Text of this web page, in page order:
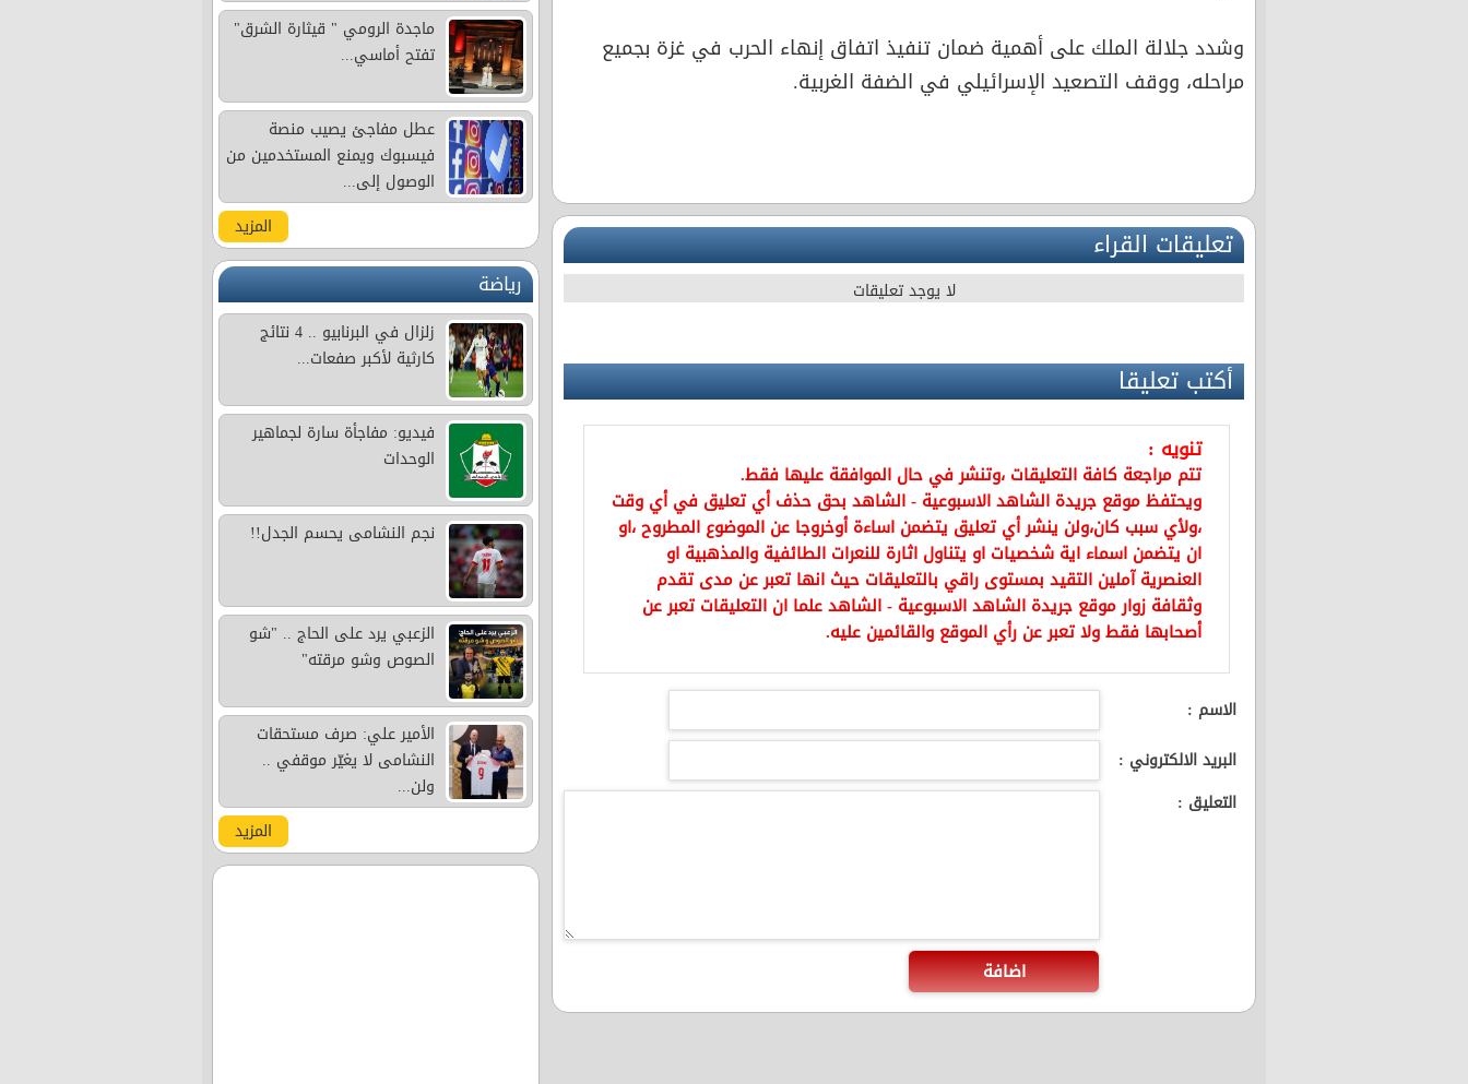
وشدد جلالة الملك على أهمية ضمان تنفيذ اتفاق إنهاء الحرب في غزة بجميع
مراحله، ووقف التصعيد الإسرائيلي في الضفة الغربية.
تعليقات القراء
لا يوجد تعليقات
أكتب تعليقا
تنويه :
تتم مراجعة كافة التعليقات ،وتنشر في حال الموافقة عليها فقط.
ويحتفظ موقع جريدة الشاهد الاسبوعية - الشاهد بحق حذف أي تعليق في أي وقت
،ولأي سبب كان،ولن ينشر أي تعليق يتضمن اساءة أوخروجا عن الموضوع المطروح ،او
ان يتضمن اسماء اية شخصيات او يتناول اثارة للنعرات الطائفية والمذهبية او
العنصرية آملين التقيد بمستوى راقي بالتعليقات حيث انها تعبر عن مدى تقدم
وثقافة زوار موقع جريدة الشاهد الاسبوعية - الشاهد علما ان التعليقات تعبر عن
أصحابها فقط ولا تعبر عن رأي الموقع والقائمين عليه.
الاسم :
البريد الالكتروني :
التعليق :
اضافة
ماجدة الرومي " قيثارة الشرق"
تفتح أماسي...
عطل مفاجئ يصيب منصة
فيسبوك ويمنع المستخدمين من
الوصول إلى...
المزيد
رياضة
زلزال في البرنابيو .. 4 نتائج
كارثية لأكبر صفعات...
فيديو: مفاجأة سارة لجماهير
الوحدات
نجم النشامى يحسم الجدل!!
الزعبي يرد على الحاج .. "شو
الصوص وشو مرقته"
الأمير علي: صرف مستحقات
النشامى لا يغيّر موقفي ..
ولن...
المزيد